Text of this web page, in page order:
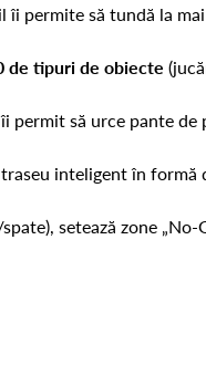
îi permite să tundă la
de tipuri de obiecte
permit să urce pante de
inteligent în formă
setează zone „No-